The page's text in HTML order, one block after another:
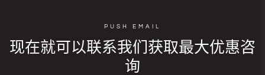
PUSH EMAIL
现在就可以联系我们获取最大优惠咨
询